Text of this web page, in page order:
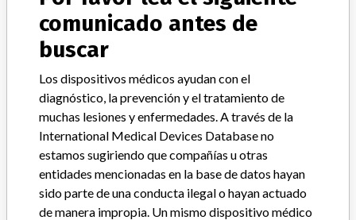
ACERCA DE LA BASE DE DATOS
Explore más de 120,000 registros de retiros, alertas y
notificaciones de seguridad de dispositivos médicos y sus
conexiones con los fabricantes.
Preguntas frecuentes
Acerca de la base de datos
Contáctenos
Créditos
comunicado antes de
buscar
Los dispositivos médicos ayudan con el
diagnóstico, la prevención y el tratamiento de
muchas lesiones y enfermedades. A través de la
International Medical Devices Database no
estamos sugiriendo que compañías u otras
entidades mencionadas en la base de datos hayan
sido parte de una conducta ilegal o hayan actuado
de manera impropia. Un mismo dispositivo médico